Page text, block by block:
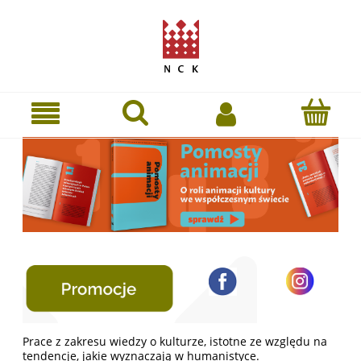
Prace z zakresu wiedzy o kulturze, istotne ze względu na
tendencje, jakie wyznaczają w humanistyce.